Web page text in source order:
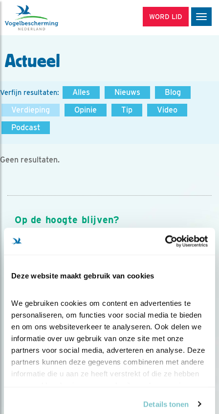
Deze website maakt gebruik van cookies
We gebruiken cookies om content en advertenties te
personaliseren, om functies voor social media te bieden
en om ons websiteverkeer te analyseren. Ook delen we
informatie over uw gebruik van onze site met onze
partners voor social media, adverteren en analyse. Deze
partners kunnen deze gegevens combineren met andere
informatie die u aan ze heeft verstrekt of die ze hebben
Details tonen
WORD LID
Actueel
Verfijn resultaten: Alles Nieuws
Blog
Verdieping
Opinie Tip
Video
Podcast
Geen resultaten.
Op de hoogte blijven?
Meld je aan en ontvang nieuws, inspiratie, acties en tips
over vogels en activiteiten van Vogelbescherming.